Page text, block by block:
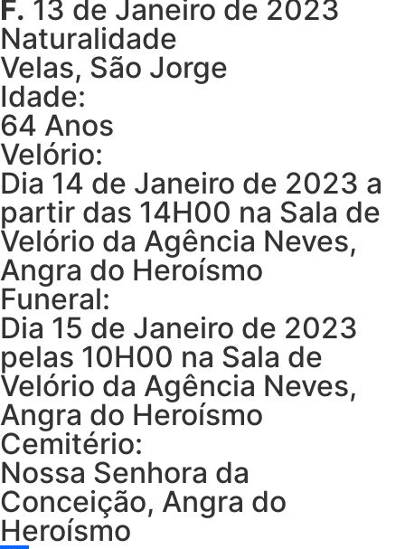
F. 13 de Janeiro de 2023
Naturalidade
Velas, São Jorge
Idade:
64 Anos
Velório:
Dia 14 de Janeiro de 2023 a
partir das 14H00 na Sala de
Velório da Agência Neves,
Angra do Heroísmo
Funeral:
Dia 15 de Janeiro de 2023
pelas 10H00 na Sala de
Velório da Agência Neves,
Angra do Heroísmo
Cemitério:
Nossa Senhora da
Conceição, Angra do
Heroísmo